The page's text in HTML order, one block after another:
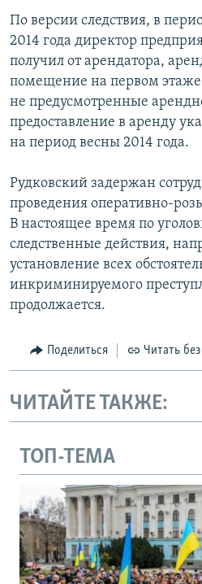
Все сайты RFE/RL
По версии следствия, в
2014 года директор
получил от арендатора,
помещение на первом этаже
не предусмотренные
предоставление в аренду
на период весны 2014 года.
Рудковский задержан
проведения оперативно-
В настоящее время по
следственные действия,
установление всех
инкриминируемого
продолжается.
Поделиться Читать без
ЧИТАЙТЕ ТАКЖЕ:
ТОП-ТЕМА